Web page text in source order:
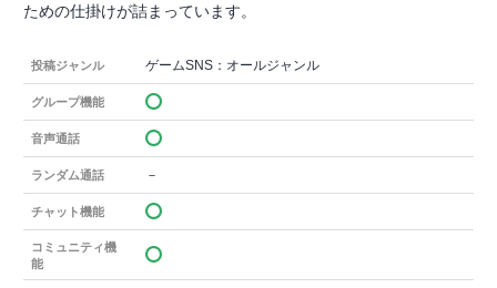
ための仕掛けが詰まっています。
投稿ジャンル ゲームSNS：オールジャンル
グループ機能
音声通話
ランダム通話 －
チャット機能
コミュニティ機
能